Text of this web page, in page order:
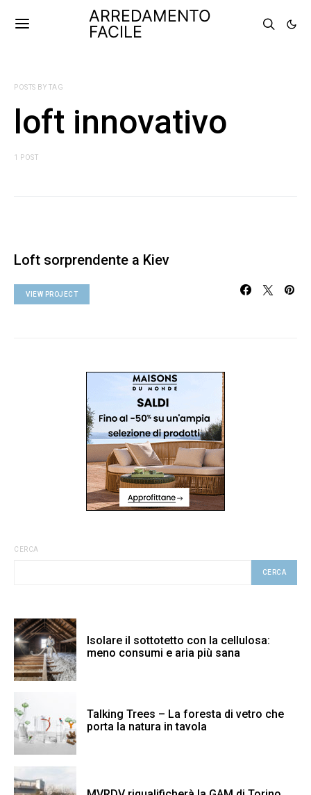
ARREDAMENTO
FACILE
POSTS BY TAG
loft innovativo
1 POST
Loft sorprendente a Kiev
VIEW PROJECT
CERCA
CERCA
Isolare il sottotetto con la cellulosa:
meno consumi e aria più sana
Talking Trees – La foresta di vetro che
porta la natura in tavola